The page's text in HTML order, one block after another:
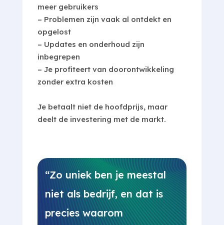
meer gebruikers
– Problemen zijn vaak al ontdekt en
opgelost
– Updates en onderhoud zijn
inbegrepen
– Je profiteert van doorontwikkeling
zonder extra kosten
Je betaalt niet de hoofdprijs, maar
deelt de investering met de markt.
“Zo uniek ben je meestal
niet als bedrijf, en dat is
precies waarom